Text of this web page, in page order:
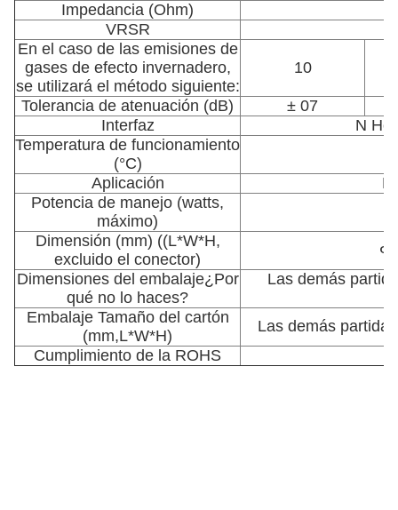
Impedancia (Ohm)
VRSR
En el caso de las emisiones de
gases de efecto invernadero,
se utilizará el método siguiente:
10
Tolerancia de atenuación (dB)
± 07
Interfaz
N
Temperatura de funcionamiento
(°C)
Aplicación
Potencia de manejo (watts,
máximo)
Dimensión (mm) ((L*W*H,
excluido el conector)
Φ
Dimensiones del embalaje¿Por
qué no lo haces?
Las demás
Embalaje Tamaño del cartón
(mm,L*W*H)
Las demás
Cumplimiento de la ROHS